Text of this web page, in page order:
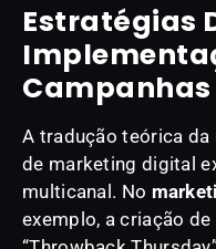
Estratégias
A tradução teórica
de marketing digital
multicanal. No
exemplo, a criação